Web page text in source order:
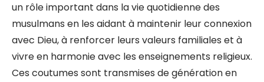
un rôle important dans la vie quotidienne des
musulmans en les aidant à maintenir leur connexion
avec Dieu, à renforcer leurs valeurs familiales et à
vivre en harmonie avec les enseignements religieux.
Ces coutumes sont transmises de génération en